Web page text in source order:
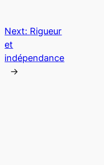
Next: Rigueur
et
indépendance
→